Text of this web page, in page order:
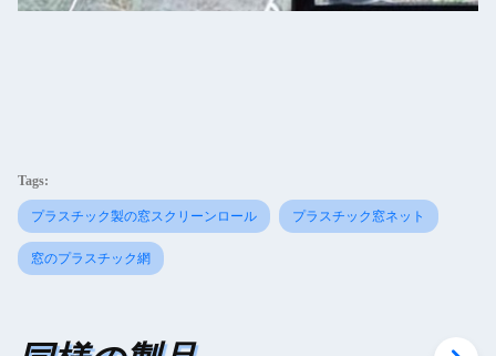
Tags:
プラスチック製の窓スクリーンロール プラスチック窓ネット
窓のプラスチック網